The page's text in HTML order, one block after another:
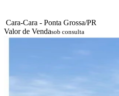
Cara-Cara - Ponta Grossa/PR
Valor de Vendasob consulta